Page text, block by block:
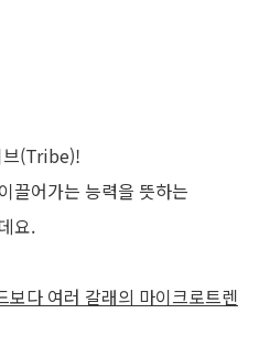
브(Tribe)!
끌어가는 능력을 뜻하는
요.
보다 여러 갈래의 마이크로트렌